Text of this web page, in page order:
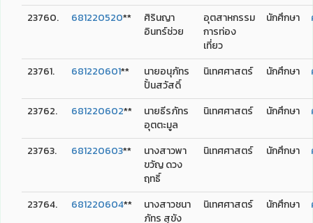
23760. 681220520**
ศิรินญา
อินทร์ช่วย
อุตสาหกรรม
การท่อง
เที่ยว
นักศึกษา
23761. 681220601**
นายอนุภัทร
ปั้นสวัสดิ์
นิเทศศาสตร์ นักศึกษา
23762. 681220602**
นายธีรภัทร
อุตตะมูล
นิเทศศาสตร์ นักศึกษา
23763. 681220603**
นางสาวพา
ขวัญ ดวง
ฤทธิ์
นิเทศศาสตร์ นักศึกษา
23764. 681220604**
นางสาวชนา
ภัทร สุขัง
นิเทศศาสตร์ นักศึกษา